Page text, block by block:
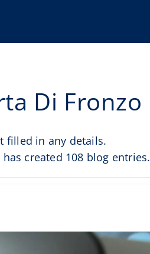
Di Fronzo
filled in any details.
created 108 blog entries.